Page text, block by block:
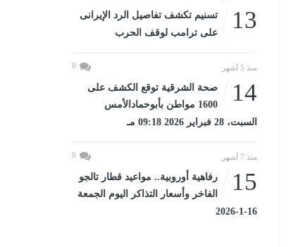
13
تسنيم تكشف تفاصيل الرد الإيرانى
على ترامب لوقف الحرب
منذ 5 أشهر 0
14
صحة الشرقية توقع الكشف على
1600 مواطن بأبوحمادالأمس
السبت، 28 فبراير 2026 09:18 مـ
منذ 7 أشهر 0
15
رفاهية أوروبية.. مواعيد قطار تالجو
الفاخر وأسعار التذاكر اليوم الجمعة
16-1-2026